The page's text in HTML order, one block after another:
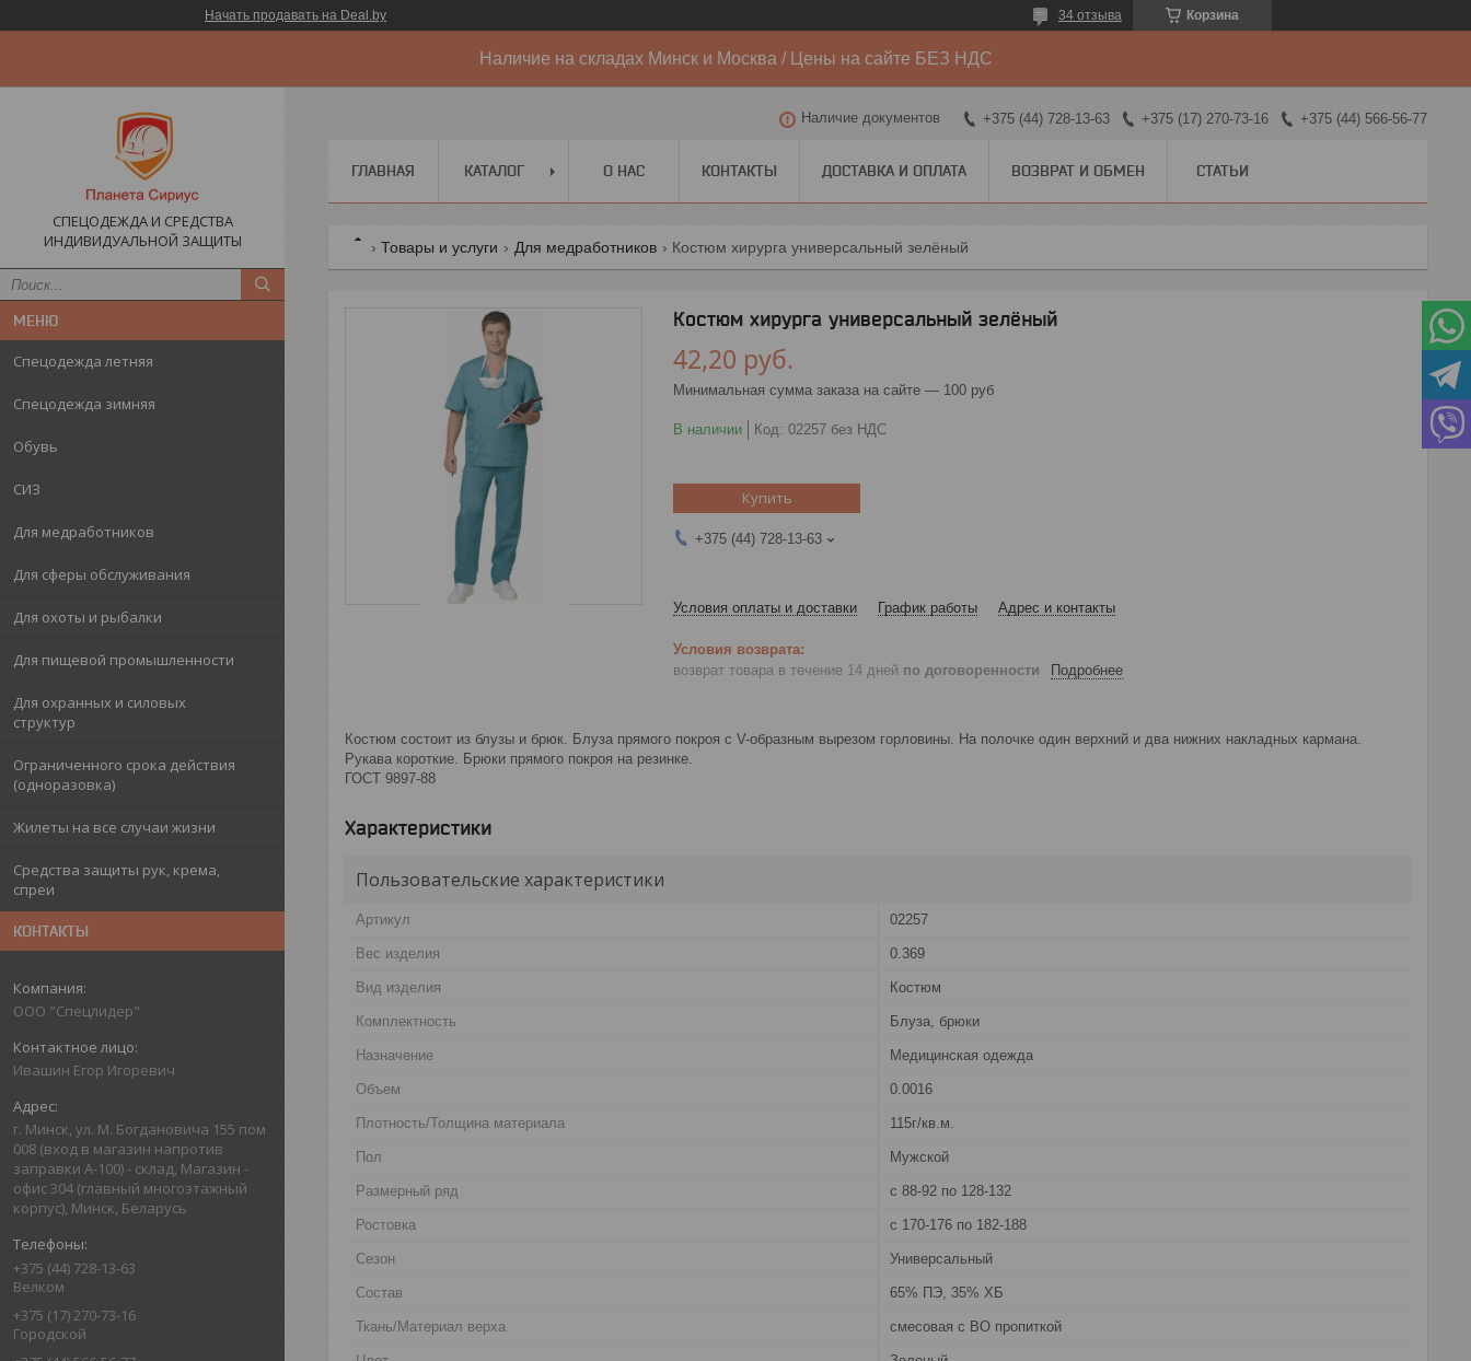
Начать продавать на Deal.by Корзина
34 отзыва
Наличие на складах Минск и Москва / Цены на сайте БЕЗ НДС
СПЕЦОДЕЖДА И СРЕДСТВА
ИНДИВИДУАЛЬНОЙ ЗАЩИТЫ
Спецодежда летняя
Спецодежда зимняя
Обувь
СИЗ
Для медработников
Для сферы обслуживания
Для охоты и рыбалки
Для пищевой промышленности
Для охранных и силовых
структур
Ограниченного срока действия
(одноразовка)
Жилеты на все случаи жизни
Средства защиты рук, крема,
спреи
КОНТАКТЫ
ООО "Спецлидер"
Ивашин Егор Игоревич
г. Минск, ул. М. Богдановича 155 пом
008 (вход в магазин напротив
заправки А-100) - склад, Магазин -
офис 304 (главный многоэтажный
корпус), Минск, Беларусь
+375 (44) 728-13-63
Велком
+375 (17) 270-73-16
Городской
Наличие документов +375 (44) 728-13-63 +375 (17) 270-73-16 +375 (44) 566-56-77
ГЛАВНАЯ КАТАЛОГ О НАС КОНТАКТЫ ДОСТАВКА И ОПЛАТА ВОЗВРАТ И ОБМЕН СТАТЬИ
Товары и услуги Для медработников Костюм хирурга универсальный зелёный
Костюм хирурга универсальный зелёный
42,20 руб.
Минимальная сумма заказа на сайте — 100 руб
В наличии Код: 02257 без НДС
Купить
+375 (44) 728-13-63
Условия оплаты и доставки График работы Адрес и контакты
возврат товара в течение 14 дней по договоренности Подробнее
Костюм состоит из блузы и брюк. Блуза прямого покроя с V-образным вырезом горловины. На полочке один верхний и два нижних накладных кармана.
Рукава короткие. Брюки прямого покроя на резинке.
ГОСТ 9897-88
Характеристики
Пользовательские характеристики
Артикул 02257
Вес изделия 0.369
Вид изделия Костюм
Комплектность Блуза, брюки
Назначение Медицинская одежда
Объем 0.0016
Плотность/Толщина материала 115г/кв.м.
Пол Мужской
Размерный ряд с 88-92 по 128-132
Ростовка с 170-176 по 182-188
Сезон Универсальный
Состав 65% ПЭ, 35% ХБ
Ткань/Материал верха смесовая с ВО пропиткой